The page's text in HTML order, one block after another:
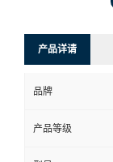
产品详请
品牌
产品等级